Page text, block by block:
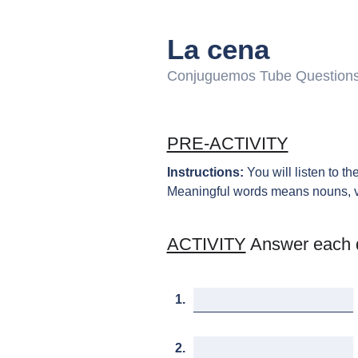
La cena
Conjuguemos Tube
PRE-ACTIVITY
Instructions: You will listen to
Meaningful words means nouns,
ACTIVITY Answer each
1.
2.